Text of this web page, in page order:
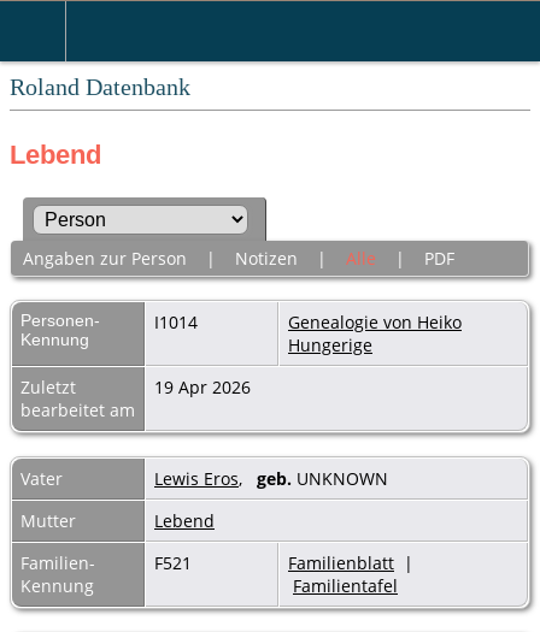
Roland Datenbank
Lebend
Angaben zur Person | Notizen | Alle | PDF
Personen-
Kennung
I1014
Genealogie von Heiko
Hungerige
Zuletzt
bearbeitet am
19 Apr 2026
Vater Lewis Eros, geb. UNKNOWN
Mutter
Lebend
Familien-
Kennung
F521 Familienblatt |
Familientafel